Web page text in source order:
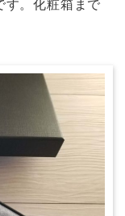
す。化粧箱まで